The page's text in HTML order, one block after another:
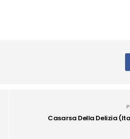
Casarsa Della Delizia